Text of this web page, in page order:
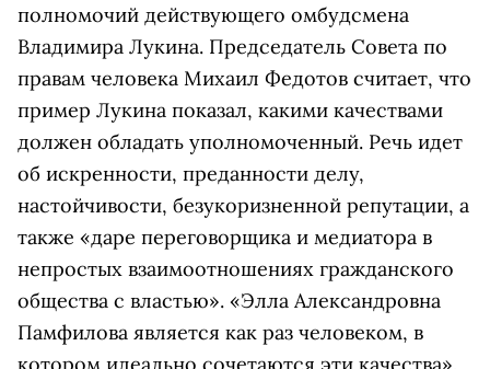
полномочий действующего омбудсмена
Владимира Лукина. Председатель Совета по
правам человека Михаил Федотов считает, что
пример Лукина показал, какими качествами
должен обладать уполномоченный. Речь идет
об искренности, преданности делу,
настойчивости, безукоризненной репутации, а
также «даре переговорщика и медиатора в
непростых взаимоотношениях гражданского
общества с властью». «Элла Александровна
Памфилова является как раз человеком, в